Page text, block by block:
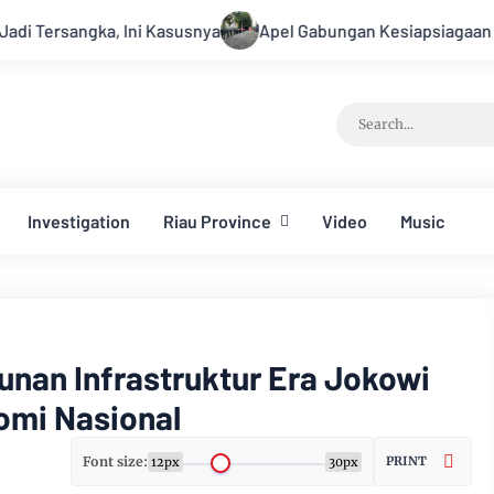
Apel Gabungan Kesiapsiagaan Untuk
Investigation Riau Province Video Music
Infrastruktur Era Jokowi
Nasional
Font size: 12px 30px PRINT